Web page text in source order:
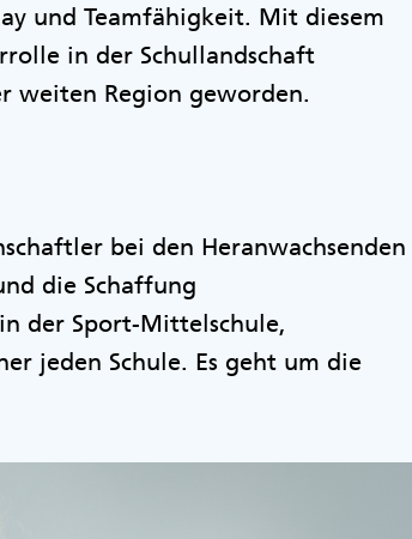
und Teamfähigkeit. Mit diesem
in der Schullandschaft
weiten Region geworden.
bei den Heranwachsenden
die Schaffung
der Sport-Mittelschule,
jeden Schule. Es geht um die